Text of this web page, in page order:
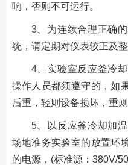
响，否则不可运行。
3、为连续合理正确
统，请定期对仪表较正及
4、实验室反应釜冷
操作人员都须遵守的，如
后重，轻则设备损坏，重
5、以反应釜冷却加
场地准务实验室的放置环
的电源，(标准源：380V/